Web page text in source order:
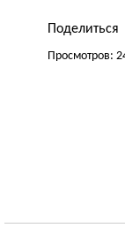
Поделиться
Просмотров: